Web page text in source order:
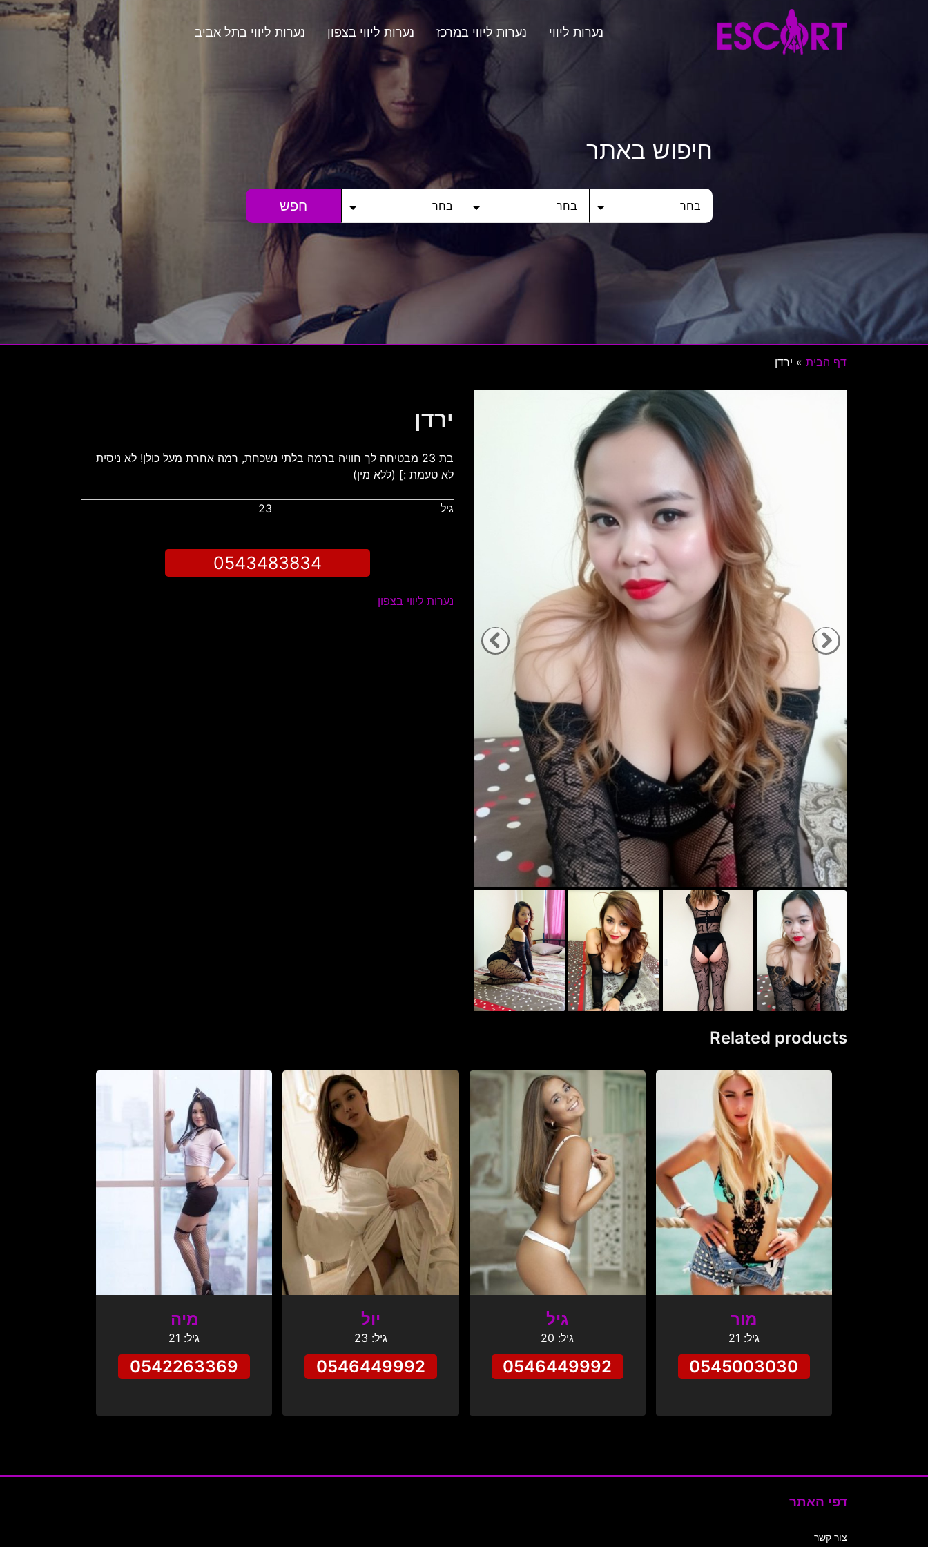
נערות ליווי נערות ליווי במרכז נערות ליווי בצפון נערות ליווי בתל אביב
חיפוש באתר
בחר בחר בחר חפש
דף הבית » ירדן
ירדן
בת 23 מבטיחה לך חוויה ברמה בלתי נשכחת, רמה אחרת מעל כולן! לא ניסית
לא טעמת :] (ללא מין)
גיל 23
0543483834
נערות ליווי בצפון
Related products
מור
גיל: 21
0545003030
גיל
גיל: 20
0546449992
יול
גיל: 23
0546449992
מיה
גיל: 21
0542263369
דפי האתר
צור קשר